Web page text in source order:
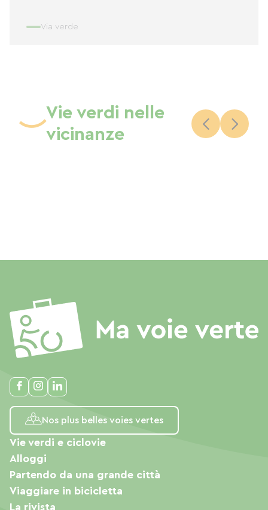
Via verde
Vie verdi nelle
vicinanze
Nos plus belles voies vertes
Vie verdi e ciclovie
Alloggi
Partendo da una grande città
Viaggiare in bicicletta
La rivista